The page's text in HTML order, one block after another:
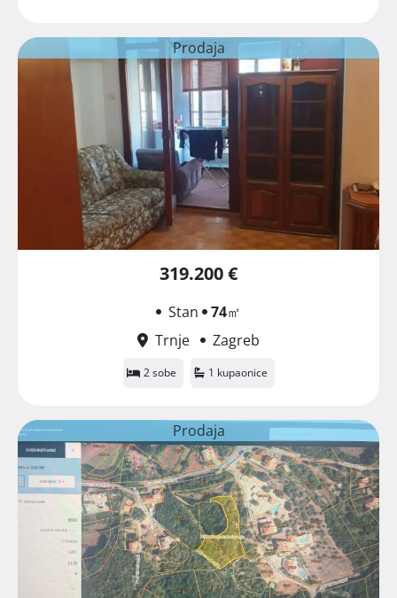
Prodaja
319.200 €
Stan 74㎡
Trnje
Zagreb
2 sobe 1 kupaonice
Prodaja